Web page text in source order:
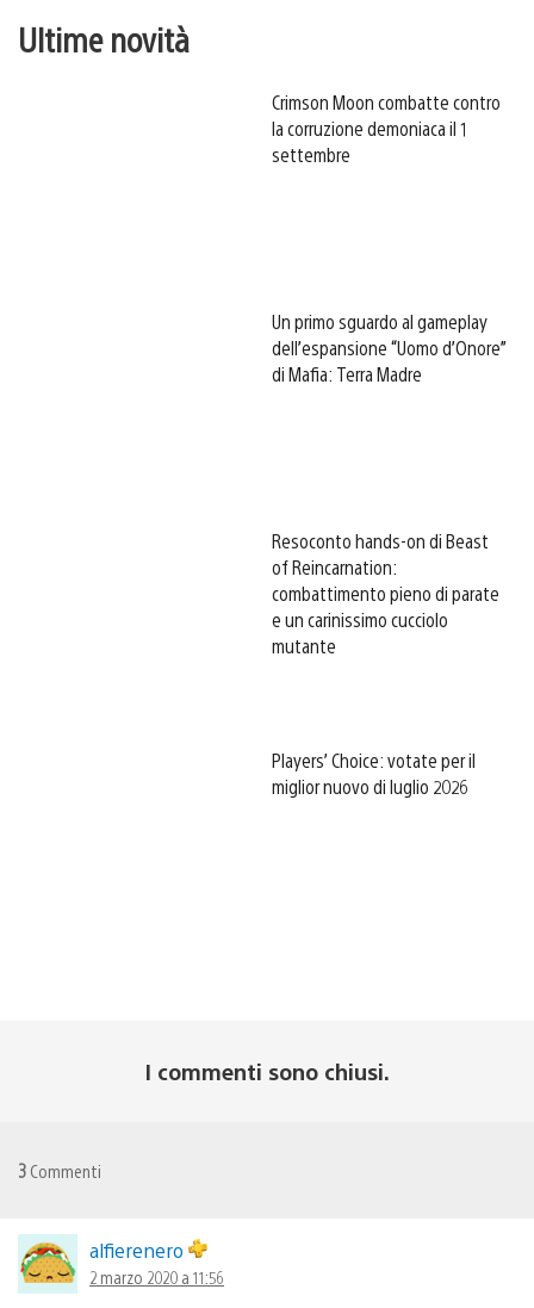
Ultime novità
Crimson Moon combatte contro
la corruzione demoniaca il 1
settembre
Un primo sguardo al gameplay
dell’espansione “Uomo d’Onore”
di Mafia: Terra Madre
Resoconto hands-on di Beast
of Reincarnation:
combattimento pieno di parate
e un carinissimo cucciolo
mutante
Players’ Choice: votate per il
miglior nuovo di luglio 2026
I commenti sono chiusi.
3 Commenti
alfierenero
2 marzo 2020 a 11:56